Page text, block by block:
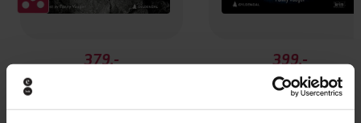
379,-
399,-
Dyphavn
Tove Alsterdal